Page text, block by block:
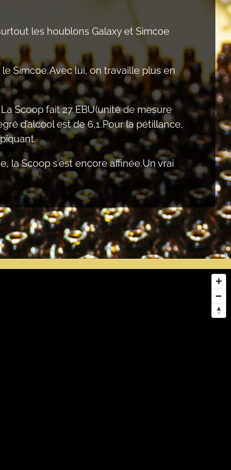
les houblons Galaxy et Simcoe
Simcoe. Avec lui, on travaille plus en
Scoop fait 27 EBU (unité de mesure
d’alcool est de 6,1. Pour la pétillance,
Scoop s’est encore affinée. Un vrai